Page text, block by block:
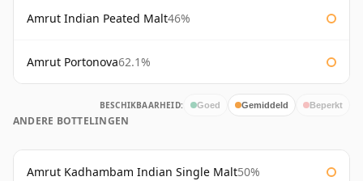
Amrut Indian Peated Malt46%
Amrut Portonova62.1%
BESCHIKBAARHEID: Goed Gemiddeld Beperkt
ANDERE BOTTELINGEN
Amrut Kadhambam Indian Single Malt50%